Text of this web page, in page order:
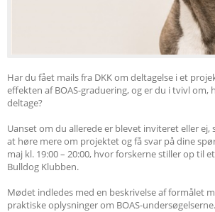
Har du fået mails fra DKK om deltagelse i et
effekten af BOAS-graduering, og er du i tvivl om,
deltage?
Uanset om du allerede er blevet inviteret eller ej,
at høre mere om projektet og få svar på dine
maj kl. 19:00 – 20:00, hvor forskerne stiller op til
Bulldog Klubben.
Mødet indledes med en beskrivelse af formålet
praktiske oplysninger om BOAS-undersøgelserne.